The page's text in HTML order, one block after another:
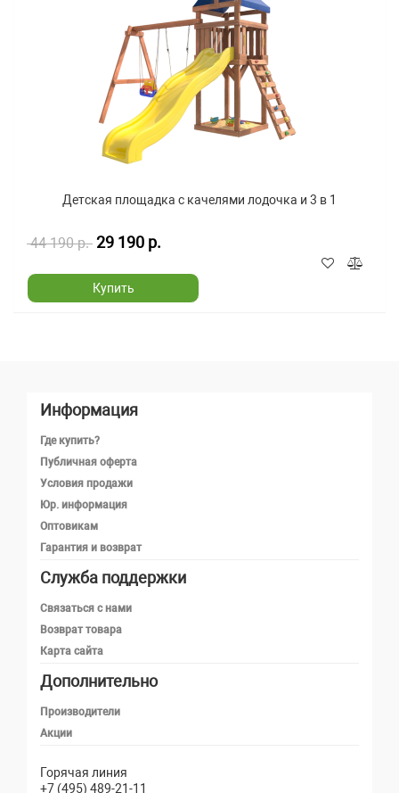
Детская площадка с качелями лодочка и 3 в 1
44 190 р. 29 190 р.
Купить
Информация
Где купить?
Публичная оферта
Условия продажи
Юр. информация
Оптовикам
Гарантия и возврат
Служба поддержки
Связаться с нами
Возврат товара
Карта сайта
Дополнительно
Производители
Акции
Горячая линия
+7 (495) 489-21-11